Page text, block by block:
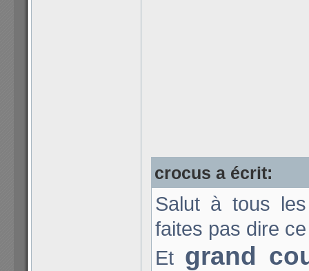
crocus a écrit:
Salut à tous
faites pas dire
Et grand